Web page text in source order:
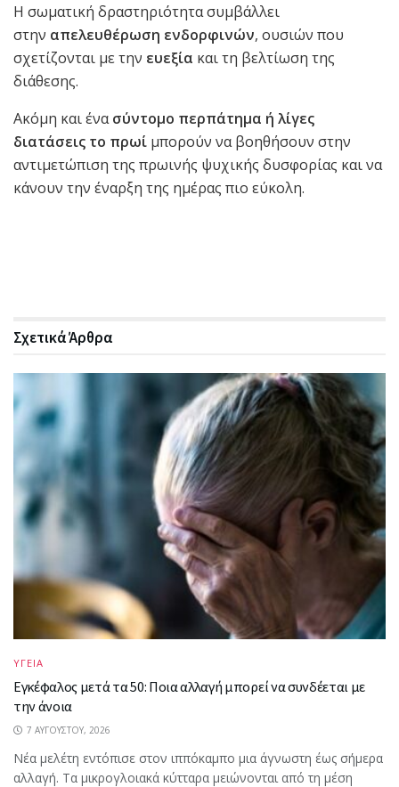
Η σωματική δραστηριότητα συμβάλλει
στην απελευθέρωση ενδορφινών, ουσιών που
σχετίζονται με την ευεξία και τη βελτίωση της
διάθεσης.
Ακόμη και ένασύντομο περπάτημα ή λίγες
διατάσεις το πρωί μπορούν να βοηθήσουν στην
αντιμετώπιση της πρωινής ψυχικής δυσφορίας και να
κάνουν την έναρξη της ημέρας πιο εύκολη.
ΣχετικάΆρθρα
ΥΓΕΙΑ
Εγκέφαλος μετά τα 50: Ποια αλλαγή μπορεί να συνδέεται με
την άνοια
7 ΑΥΓΟΎΣΤΟΥ, 2026
Νέα μελέτη εντόπισε στον ιππόκαμπο μια άγνωστη έως σήμερα
αλλαγή. Τα μικρογλοιακά κύτταρα μειώνονται από τη μέση